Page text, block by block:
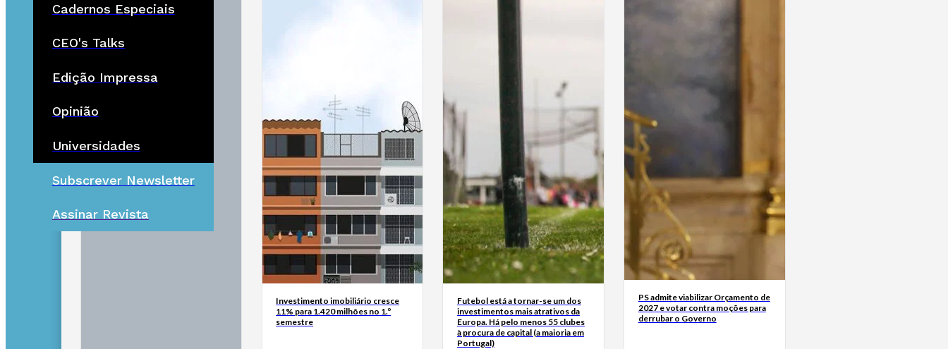
Cadernos Especiais
CEO's Talks
Edição Impressa
Opinião
Universidades
Subscrever Newsletter
Assinar Revista
Investimento imobiliário cresce
11% para 1.420 milhões no 1.º
semestre
Futebol está a tornar-se um dos
investimentos mais atrativos da
Europa. Há pelo menos 55 clubes
à procura de capital (a maioria em
Portugal)
PS admite viabilizar Orçamento de
2027 e votar contra moções para
derrubar o Governo